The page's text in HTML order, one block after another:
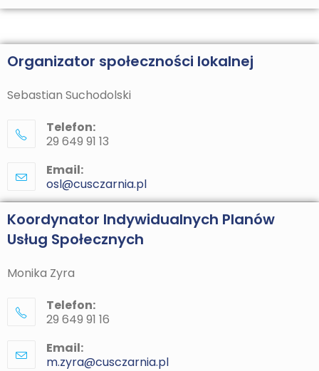
Organizator społeczności lokalnej
Sebastian Suchodolski
Telefon:
29 649 91 13
Email:
osl@cusczarnia.pl
Koordynator Indywidualnych Planów
Usług Społecznych
Monika Zyra
Telefon:
29 649 91 16
Email:
m.zyra@cusczarnia.pl